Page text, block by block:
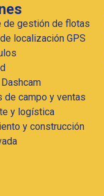
de gestión de flotas
localización GPS
de campo y ventas
y logística
y construcción